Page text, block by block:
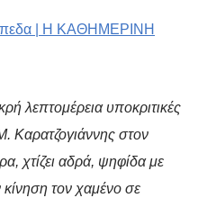
| Η ΚΑΘΗΜΕΡΙΝΗ
λεπτομέρεια υποκριτικές
Καρατζογιάννης στον
χτίζει αδρά, ψηφίδα με
κίνηση τον χαμένο σε